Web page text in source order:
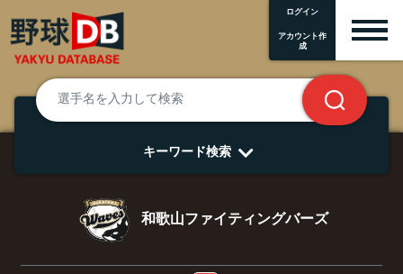
ログイン
アカウント作
成
キーワード検索
和歌山ファイティングバーズ